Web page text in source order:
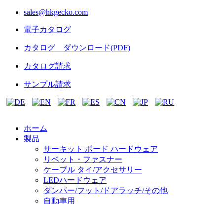
sales@hkgecko.com
電子カタログ
カタログ ダウンロード(PDF)
カタログ請求
サンプル請求
ホーム
製品
サーキット ボード ハードウェア
リベット・ファスナー
ケーブル タイ/アクセサリー
LEDハードウェア
ダンパー/フット/ドアラッチ/その他
自動車用